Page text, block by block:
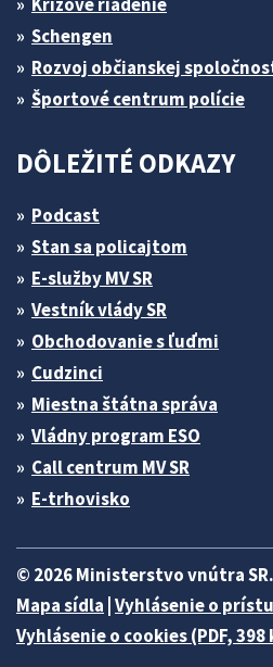
Schengen
Rozvoj občianskej
Športové centrum polície
DÔLEŽITÉ ODKAZY
Podcast
Stan sa policajtom
E-služby MV SR
Vestník vlády SR
Obchodovanie s ľuďmi
Cudzinci
Miestna štátna správa
Vládny program ESO
Call centrum MV SR
E-trhovisko
© 2026 Ministerstvo vnútra
Mapa sídla Vyhlásenie o
Vyhlásenie o cookies (PDF, 398